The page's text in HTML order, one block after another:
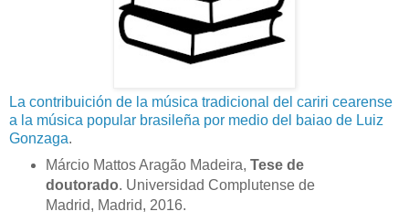
La contribuición de la música tradicional del cariri cearense
a la música popular brasileña por medio del baiao de Luiz
Gonzaga.
Márcio Mattos Aragão Madeira, Tese de
doutorado. Universidad Complutense de
Madrid, Madrid, 2016.